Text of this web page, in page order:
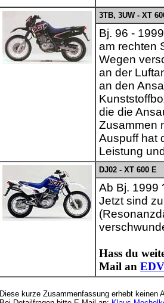
3TB, 3UW - XT
Bj. 96 -
am rechten
Wegen
an der
an den
die die
Zusammen
Auspuff hat
Leistung
DJ02 - XT 600 E
Ab Bj. 1999
Jetzt sind
Hass du
Mail an
Diese kurze Zusammenfassung erhebt keinen